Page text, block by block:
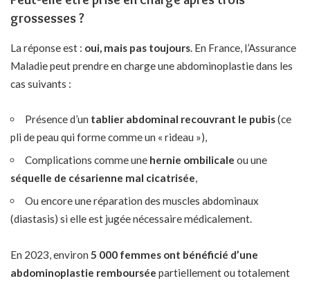
grossesses ?
La réponse est : oui, mais pas toujours . En France, l’Assurance
Maladie peut prendre en charge une abdominoplastie dans les
cas suivants :
Présence d’un tablier abdominal recouvrant le pubis(ce
pli de peau qui forme comme un « rideau »),
Complications comme une hernie ombilicale ou une
séquelle de césarienne mal cicatrisée,
Ou encore une réparation des muscles abdominaux
(diastasis) si elle est jugée nécessaire médicalement.
En 2023, environ 5 000 femmes ont bénéficié d’une
abdominoplastie remboursée partiellement ou totalement